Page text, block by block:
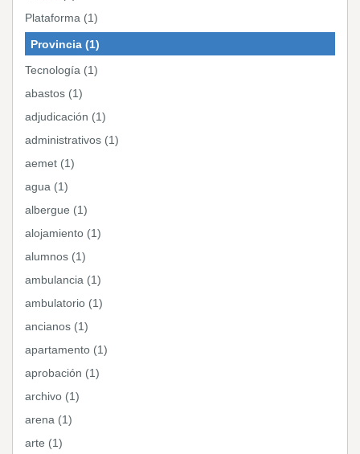
Plataforma (1)
Provincia (1)
Tecnología (1)
abastos (1)
adjudicación (1)
administrativos (1)
aemet (1)
agua (1)
albergue (1)
alojamiento (1)
alumnos (1)
ambulancia (1)
ambulatorio (1)
ancianos (1)
apartamento (1)
aprobación (1)
archivo (1)
arena (1)
arte (1)